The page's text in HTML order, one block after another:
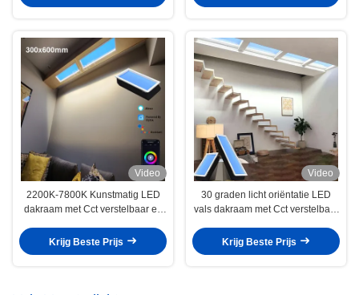
Video
2200K-7800K Kunstmatig LED
dakraam met Cct verstelbaar en
Krijg Beste Prijs
Video
30 graden licht oriëntatie LED
vals dakraam met Cct verstelbaar
Krijg Beste Prijs